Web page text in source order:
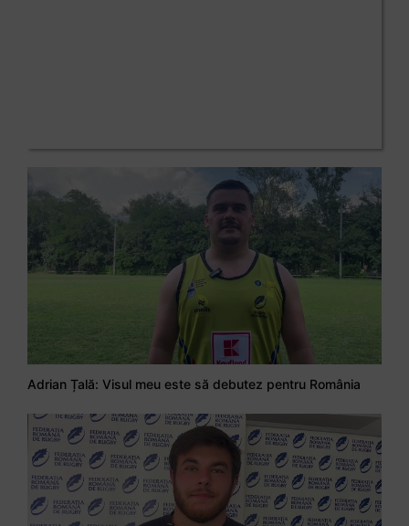
Adrian Țală: Visul meu este să debutez pentru România